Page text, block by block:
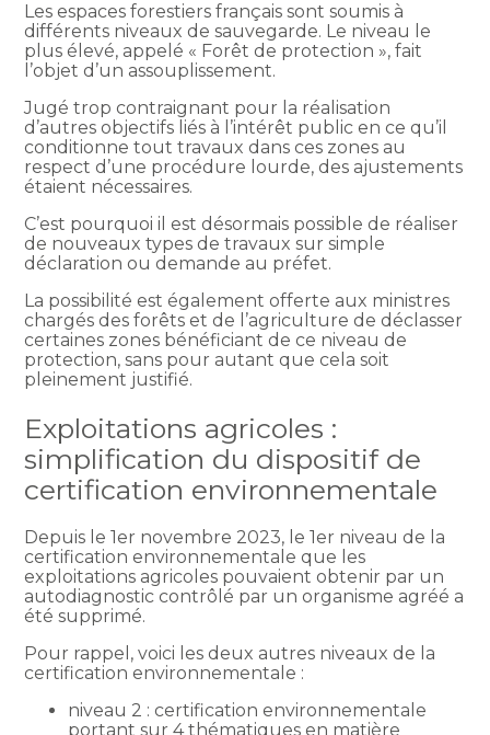
Les espaces forestiers français sont soumis à
différents niveaux de sauvegarde. Le niveau le
plus élevé, appelé « Forêt de protection », fait
l’objet d’un assouplissement.
Jugé trop contraignant pour la réalisation
d’autres objectifs liés à l’intérêt public en ce qu’il
conditionne tout travaux dans ces zones au
respect d’une procédure lourde, des ajustements
étaient nécessaires.
C’est pourquoi il est désormais possible de réaliser
de nouveaux types de travaux sur simple
déclaration ou demande au préfet.
La possibilité est également offerte aux ministres
chargés des forêts et de l’agriculture de déclasser
certaines zones bénéficiant de ce niveau de
protection, sans pour autant que cela soit
pleinement justifié.
Exploitations agricoles :
simplification du dispositif de
certification environnementale
Depuis le 1er novembre 2023, le 1er niveau de la
certification environnementale que les
exploitations agricoles pouvaient obtenir par un
autodiagnostic contrôlé par un organisme agréé a
été supprimé.
Pour rappel, voici les deux autres niveaux de la
certification environnementale :
niveau 2 : certification environnementale
portant sur 4 thématiques en matière